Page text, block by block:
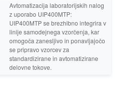
Avtomatizacija laboratorijskih nalog
z uporabo UIP400MTP:
UIP400MTP se brezhibno integrira v
linije samodejnega vzorčenja, kar
omogoča zanesljivo in ponavljajočo
se pripravo vzorcev za
standardizirane in avtomatizirane
delovne tokove.